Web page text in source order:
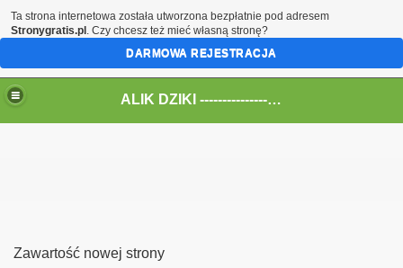
ALIK DZIKI --------------------------------> All Audio
Zawartość nowej strony
Ta strona internetowa została utworzona bezpłatnie pod adresem
Stronygratis.pl . Czy chcesz też mieć własną stronę?
DARMOWA REJESTRACJA